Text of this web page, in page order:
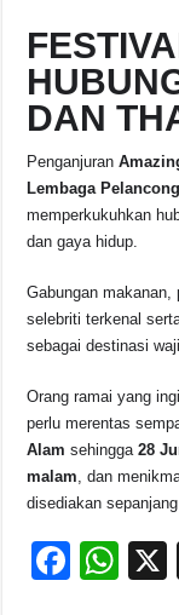
DAN
Penganjuran
Lembaga
memperkukuhkan
dan gaya hidup.
Gabungan
selebriti terkenal
sebagai destinasi
Orang ramai yang
perlu merentas
Alam sehingga28
malam, dan
disediakan
F
W